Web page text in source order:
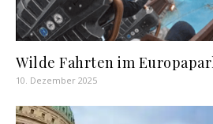
Wilde Fahrten im
10. Dezember 2025